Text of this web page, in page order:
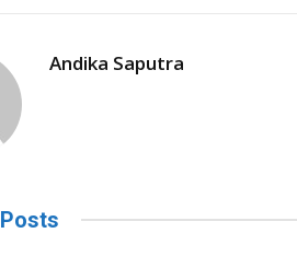
Andika Saputra
Posts